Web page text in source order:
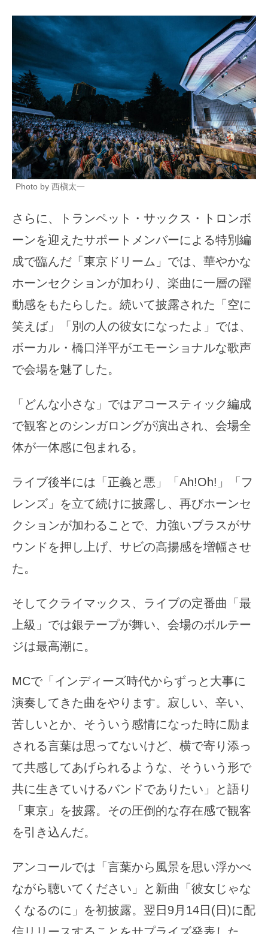
Photo by 西槇太一
さらに、トランペット・サックス・トロンボ
ーンを迎えたサポートメンバーによる特別編
成で臨んだ「東京ドリーム」では、華やかな
ホーンセクションが加わり、楽曲に一層の躍
動感をもたらした。続いて披露された「空に
笑えば」「別の人の彼女になったよ」では、
ボーカル・橋口洋平がエモーショナルな歌声
で会場を魅了した。
「どんな小さな」ではアコースティック編成
で観客とのシンガロングが演出され、会場全
体が一体感に包まれる。
ライブ後半には「正義と悪」「Ah!Oh!」「フ
レンズ」を立て続けに披露し、再びホーンセ
クションが加わることで、力強いブラスがサ
ウンドを押し上げ、サビの高揚感を増幅させ
た。
そしてクライマックス、ライブの定番曲「最
上級」では銀テープが舞い、会場のボルテー
ジは最高潮に。
MCで「インディーズ時代からずっと大事に
演奏してきた曲をやります。寂しい、辛い、
苦しいとか、そういう感情になった時に励ま
される言葉は思ってないけど、横で寄り添っ
て共感してあげられるような、そういう形で
共に生きていけるバンドでありたい」と語り
「東京」を披露。その圧倒的な存在感で観客
を引き込んだ。
アンコールでは「言葉から風景を思い浮かべ
ながら聴いてください」と新曲「彼女じゃな
くなるのに」を初披露。翌日9月14日(日)に配
信リリースすることをサプライズ発表した。